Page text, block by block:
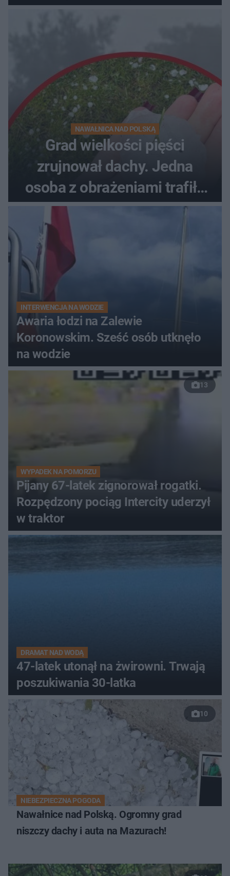
NAWAŁNICA NAD POLSKĄ
Grad wielkości pięści
zrujnował dachy. Jedna
osoba z obrażeniami trafiła
do szpitala
INTERWENCJA NA WODZIE
Awaria łodzi na Zalewie
Koronowskim. Sześć osób utknęło
na wodzie
13
WYPADEK NA POMORZU
Pijany 67-latek zignorował rogatki.
Rozpędzony pociąg Intercity uderzył
w traktor
DRAMAT NAD WODĄ
47-latek utonął na żwirowni. Trwają
poszukiwania 30-latka
10
NIEBEZPIECZNA POGODA
Nawałnice nad Polską. Ogromny grad
niszczy dachy i auta na Mazurach!